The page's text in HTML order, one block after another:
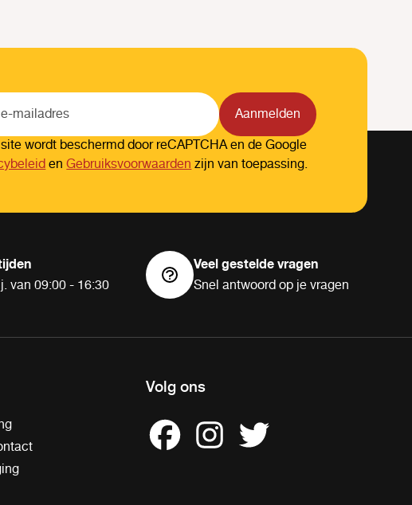
Aanmelden
wordt beschermd door reCAPTCHA en de Google
enGebruiksvoorwaardenzijn van toepassing.
van 09:00 - 16:30
Veel gestelde vragen
Snel antwoord op je vragen
Volg ons